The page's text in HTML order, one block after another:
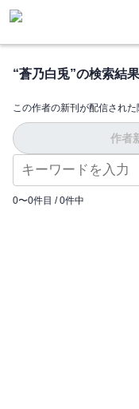
“蒼乃白兎”の検索結果
この作者の新刊が配信された
作者
0〜0件目 / 0件中